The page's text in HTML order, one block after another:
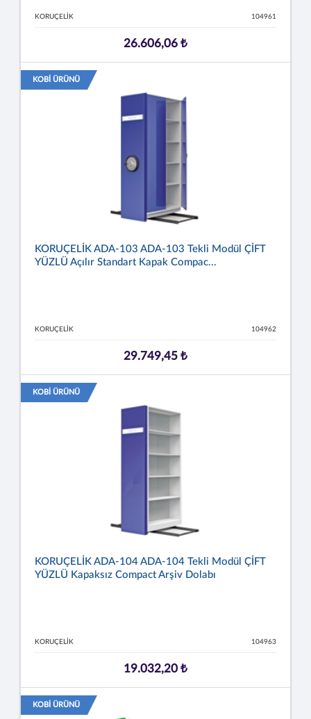
KORUÇELİK 104961
26.606,06 ₺
KOBİ ÜRÜNÜ
KORUÇELİK ADA-103 ADA-103 Tekli Modül ÇİFT
YÜZLÜ Açılır Standart Kapak Compac...
KORUÇELİK 104962
29.749,45 ₺
KOBİ ÜRÜNÜ
KORUÇELİK ADA-104 ADA-104 Tekli Modül ÇİFT
YÜZLÜ Kapaksız Compact Arşiv Dolabı
KORUÇELİK 104963
19.032,20 ₺
KOBİ ÜRÜNÜ